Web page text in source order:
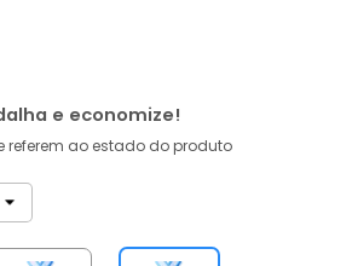
e economize!
referem ao estado do produto